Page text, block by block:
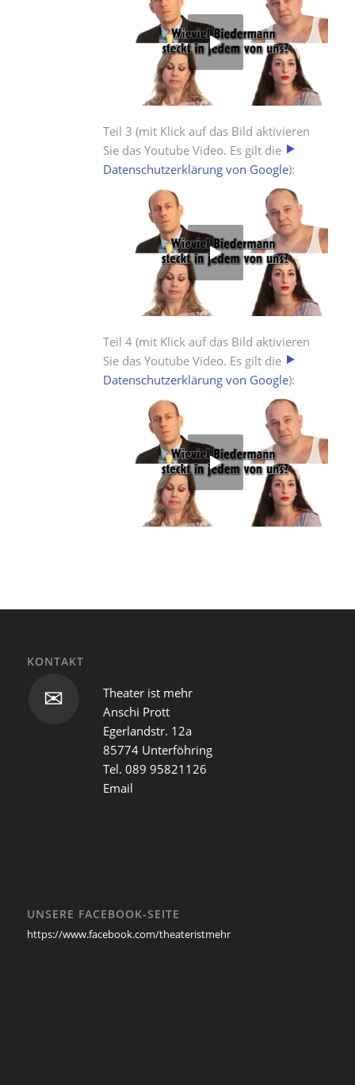
Teil 3 (mit Klick auf das Bild aktivieren
Sie das Youtube Video. Es gilt die
Datenschutzerklärung von Google):
Teil 4 (mit Klick auf das Bild aktivieren
Sie das Youtube Video. Es gilt die
Datenschutzerklärung von Google):
KONTAKT
✉
Theater ist mehr
Anschi Prott
Egerlandstr. 12a
85774 Unterföhring
Tel. 089 95821126
Email
UNSERE FACEBOOK-SEITE
https://www.facebook.com/theateristmehr